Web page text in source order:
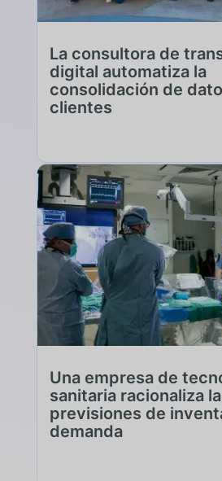
Una empresa de
sanitaria racionaliza
previsiones de
demanda
La consultora de
digital automatiza la
consolidación de
clientes